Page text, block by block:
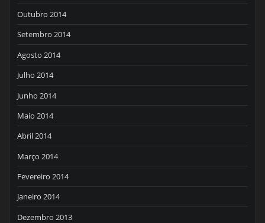
Outubro 2014
Setembro 2014
Agosto 2014
Julho 2014
Junho 2014
Maio 2014
Abril 2014
Março 2014
Fevereiro 2014
Janeiro 2014
Dezembro 2013